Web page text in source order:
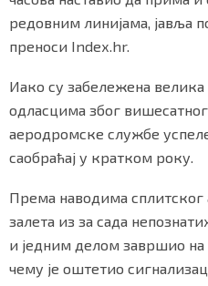
редовним линијама, јавља
преноси Index.hr.
Иако су забележена
одласцима због вишесатног
аеродромске службе
саобраћај у кратком року.
Према наводима сплитског
залета из за сада
и једним делом завршио на
чему је оштетио
СПОРТ